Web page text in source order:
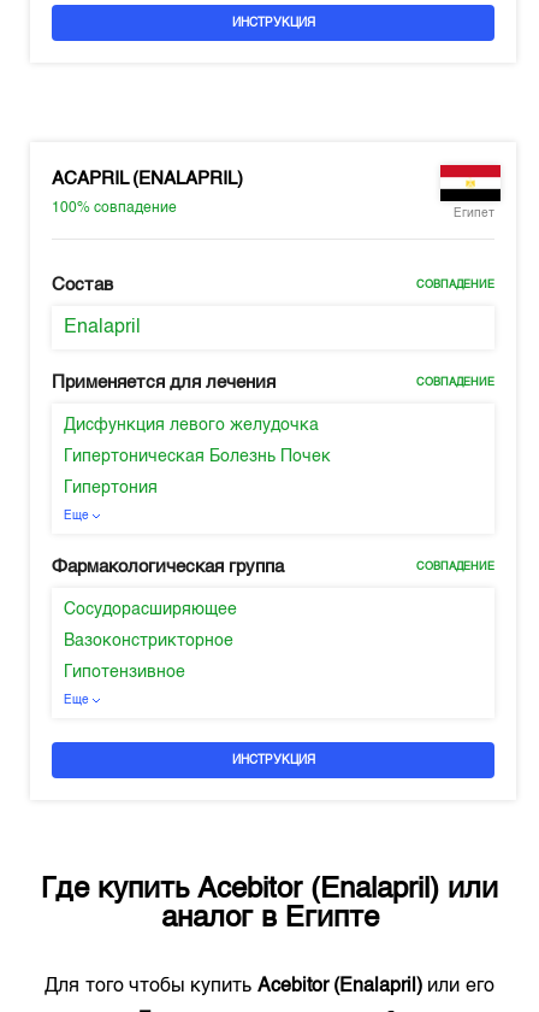
ИНСТРУКЦИЯ
ACAPRIL (ENALAPRIL)
100%совпадение Египет
Состав СОВПАДЕНИЕ
Enalapril
Применяется для лечения СОВПАДЕНИЕ
Дисфункция левого желудочка
Гипертоническая Болезнь Почек
Гипертония
Еще
Фармакологическая группа СОВПАДЕНИЕ
Сосудорасширяющее
Вазоконстрикторное
Гипотензивное
Еще
ИНСТРУКЦИЯ
Где купить Acebitor (Enalapril) или
аналог в Египте
Для того чтобы купить Acebitor (Enalapril)или его